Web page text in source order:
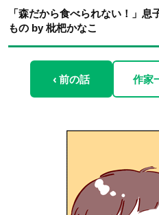
「森だから食べられない！」
もの by 枇杷かなこ
‹ 前の話 作家